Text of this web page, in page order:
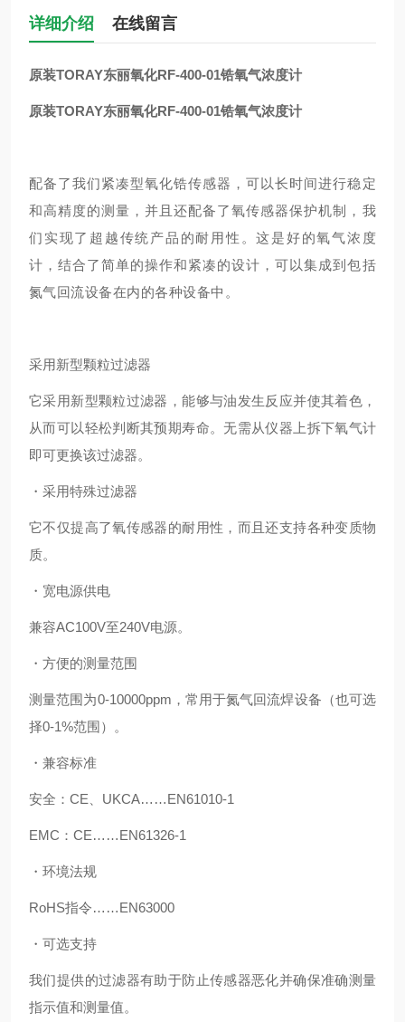
详细介绍 在线留言
原装TORAY东丽氧化RF-400-01锆氧气浓度计
原装TORAY东丽氧化RF-400-01锆氧气浓度计
配备了我们紧凑型氧化锆传感器，可以长时间进行稳定
和高精度的测量，并且还配备了氧传感器保护机制，我
们实现了超越传统产品的耐用性。这是好的氧气浓度
计，结合了简单的操作和紧凑的设计，可以集成到包括
氮气回流设备在内的各种设备中。
采用新型颗粒过滤器
它采用新型颗粒过滤器，能够与油发生反应并使其着色，
从而可以轻松判断其预期寿命。无需从仪器上拆下氧气计
即可更换该过滤器。
・采用特殊过滤器
它不仅提高了氧传感器的耐用性，而且还支持各种变质物
质。
・宽电源供电
兼容AC100V至240V电源。
・方便的测量范围
测量范围为0-10000ppm，常用于氮气回流焊设备（也可选
择0-1%范围）。
・兼容标准
安全：CE、UKCA……EN61010-1
EMC：CE……EN61326-1
・环境法规
RoHS指令……EN63000
・可选支持
我们提供的过滤器有助于防止传感器恶化并确保准确测量
指示值和测量值。